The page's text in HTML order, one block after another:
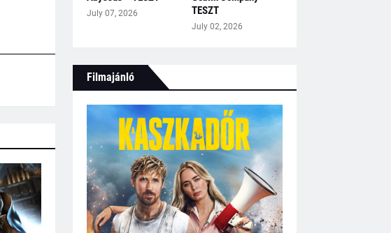
July 07, 2026
TESZT
July 02, 2026
Filmajánló